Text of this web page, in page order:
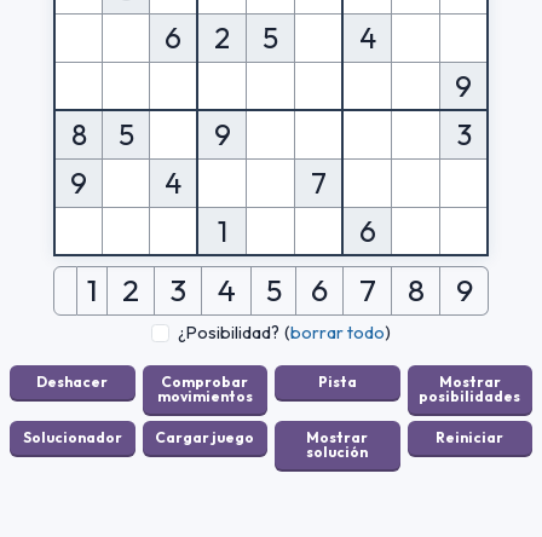
6
2 5
4
9
8
5 9
3
9
4
7
1
6
1 2 3 4 5 6 7 8 9
¿Posibilidad? (borrar todo)